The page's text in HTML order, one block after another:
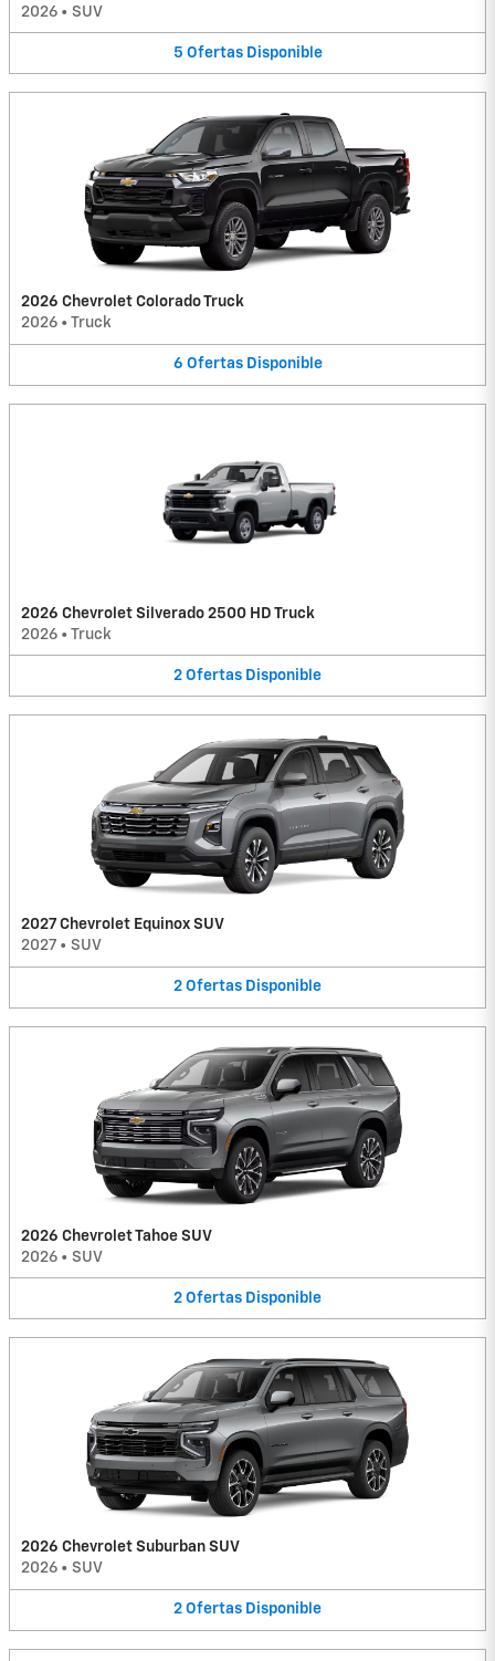
2026 • SUV
5 Ofertas Disponible
2026 Chevrolet Colorado Truck
2026 • Truck
6 Ofertas Disponible
2026 Chevrolet Silverado 2500 HD Truck
2026 • Truck
2 Ofertas Disponible
2027 Chevrolet Equinox SUV
2027 • SUV
2 Ofertas Disponible
2026 Chevrolet Tahoe SUV
2026 • SUV
2 Ofertas Disponible
2026 Chevrolet Suburban SUV
2026 • SUV
2 Ofertas Disponible